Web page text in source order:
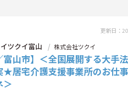
更新日：
ツクイ富山 株式会社ツクイ
富山市】＜全国展開する大手
★居宅介護支援事業所のお仕事
＞